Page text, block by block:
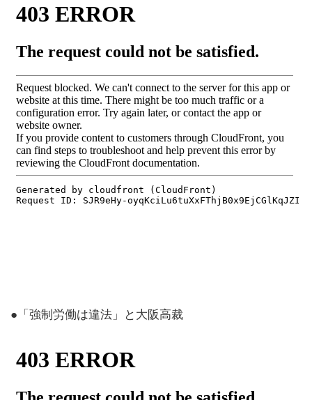
●「強制労働は違法」と大阪高裁